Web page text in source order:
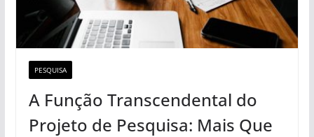
PESQUISA
A Função Transcendental do
Projeto de Pesquisa: Mais Que